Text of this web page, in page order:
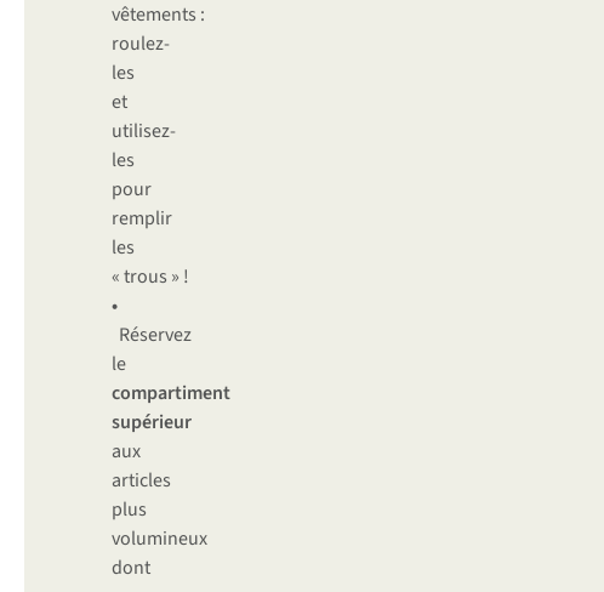
vêtements :
roulez-
les
et
utilisez-
les
pour
remplir
les
« trous » !
•
Réservez
le
compartiment
supérieur
aux
articles
plus
volumineux
dont